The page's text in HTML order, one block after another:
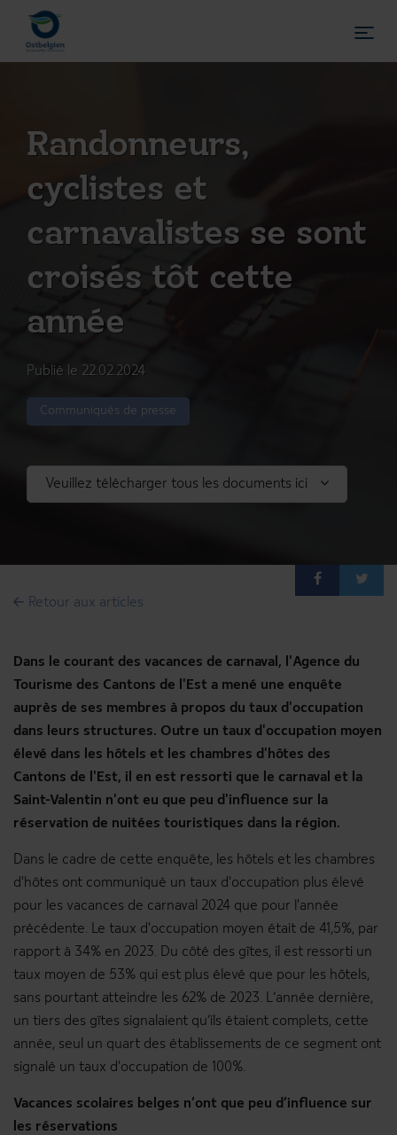
Accueil
Articles
Login
Randonneurs,
cyclistes et
carnavalistes se sont
croisés tôt cette
année
Publié le 22.02.2024
Communiqués de presse
Veuillez télécharger tous les documents ici
Retour aux articles
Dans le courant des vacances de carnaval, l'Agence du
Tourisme des Cantons de l'Est a mené une enquête
auprès de ses membres à propos du taux d'occupation
dans leurs structures. Outre un taux d'occupation moyen
élevé dans les hôtels et les chambres d'hôtes des
Cantons de l'Est, il en est ressorti que le carnaval et la
Saint-Valentin n'ont eu que peu d'influence sur la
réservation de nuitées touristiques dans la région.
Dans le cadre de cette enquête, les hôtels et les chambres
d'hôtes ont communiqué un taux d'occupation plus élevé
pour les vacances de carnaval 2024 que pour l'année
précédente. Le taux d'occupation moyen était de 41,5%, par
rapport à 34% en 2023. Du côté des gîtes, il est ressorti un
taux moyen de 53% qui est plus élevé que pour les hôtels,
sans pourtant atteindre les 62% de 2023. L’année dernière,
un tiers des gîtes signalaient qu’ils étaient complets, cette
année, seul un quart des établissements de ce segment ont
signalé un taux d'occupation de 100%.
Vacances scolaires belges n’ont que peu d’influence sur
les réservations